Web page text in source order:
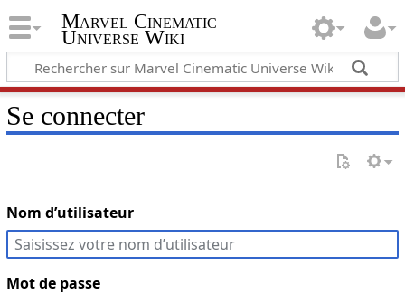
Marvel Cinematic
Universe Wiki
Se connecter
Nom d’utilisateur
Mot de passe